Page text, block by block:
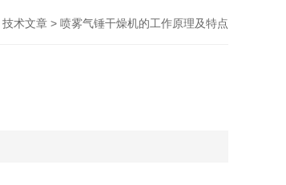
技术文章 > 喷雾气锤干燥机的工作原理及特点